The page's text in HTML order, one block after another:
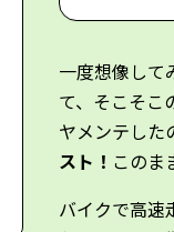
一度想像して
て、そこそ
ヤメンテした
スト！ このま
バイクで高速